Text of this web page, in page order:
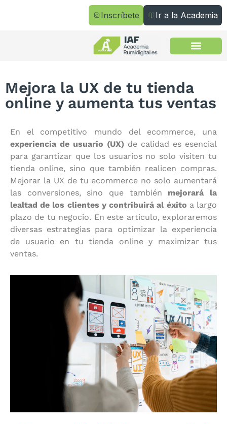
Inscríbete Ir a la Academia
Mejora la UX de tu tienda
online y aumenta tus ventas
En el competitivo mundo del ecommerce, una
experiencia de usuario (UX) de calidad es esencial
para garantizar que los usuarios no solo visiten tu
tienda online, sino que también realicen compras.
Mejorar la UX de tu ecommerce no solo aumentará
las conversiones, sino que también mejorará la
lealtad de los clientes y contribuirá al éxito a largo
plazo de tu negocio. En este artículo, exploraremos
diversas estrategias para optimizar la experiencia
de usuario en tu tienda online y maximizar tus
ventas.